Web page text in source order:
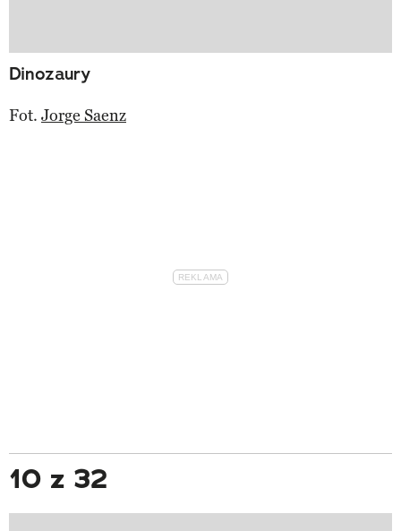
Dinozaury
Fot. Jorge Saenz
10 z 32